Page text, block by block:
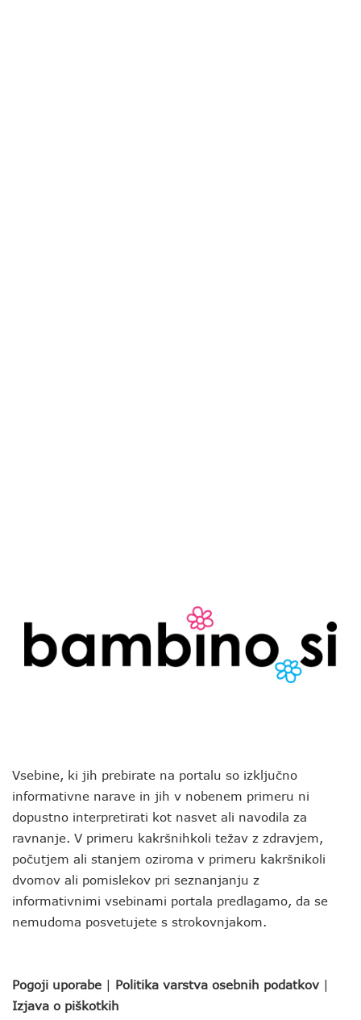
Vsebine, ki jih prebirate na portalu so izključno
informativne narave in jih v nobenem primeru ni
dopustno interpretirati kot nasvet ali navodila za
ravnanje. V primeru kakršnihkoli težav z zdravjem,
počutjem ali stanjem oziroma v primeru kakršnikoli
dvomov ali pomislekov pri seznanjanju z
informativnimi vsebinami portala predlagamo, da se
nemudoma posvetujete s strokovnjakom.
Pogoji uporabe | Politika varstva osebnih podatkov |
Izjava o piškotkih